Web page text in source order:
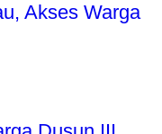
Akses Warga